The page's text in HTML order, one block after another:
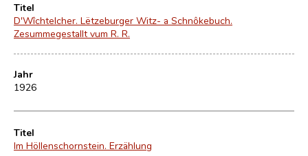
Titel
D'Wîchtelcher. Lëtzeburger Witz- a Schnôkebuch.
Zesummegestallt vum R. R.
Jahr
1926
Titel
Im Höllenschornstein. Erzählung